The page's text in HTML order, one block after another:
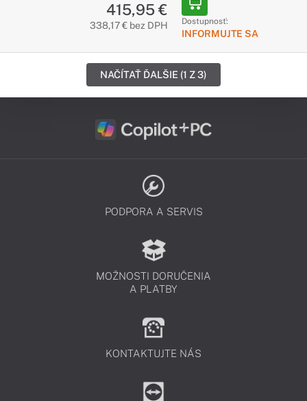
415,95 €
338,17 € bez DPH Dostupnosť:
INFORMUJTE SA
NAČÍTAŤ ĎALŠIE (1 Z 3)
PODPORA A SERVIS
MOŽNOSTI DORUČENIA
A PLATBY
KONTAKTUJTE NÁS